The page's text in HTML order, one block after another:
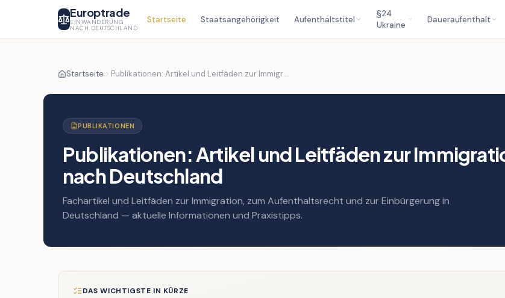
Europtrade
EINWANDERUNG
NACH DEUTSCHLAND
Startseite Staatsangehörigkeit Aufenthaltstitel
§24
Ukraine
Daueraufenthalt
Startseite Publikationen: Artikel und Leitfäden zur Immigration nach Deutschland
PUBLIKATIONEN
Publikationen: Artikel und Leitfäden zur
nach Deutschland
Fachartikel und Leitfäden zur Immigration, zum Aufenthaltsrecht und zur Einbürgerung in
Deutschland — aktuelle Informationen und Praxistipps.
DAS WICHTIGSTE IN KÜRZE